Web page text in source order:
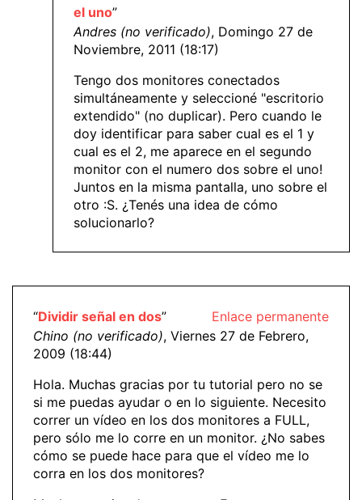
el uno”
Andres (no verificado), Domingo 27 de
Noviembre, 2011 (18:17)
Tengo dos monitores conectados
simultáneamente y seleccioné "escritorio
extendido" (no duplicar). Pero cuando le
doy identificar para saber cual es el 1 y
cual es el 2, me aparece en el segundo
monitor con el numero dos sobre el uno!
Juntos en la misma pantalla, uno sobre el
otro :S. ¿Tenés una idea de cómo
solucionarlo?
Enlace permanente
“Dividir señal en dos”
Chino (no verificado), Viernes 27 de Febrero,
2009 (18:44)
Hola. Muchas gracias por tu tutorial pero no se
si me puedas ayudar o en lo siguiente. Necesito
correr un vídeo en los dos monitores a FULL,
pero sólo me lo corre en un monitor. ¿No sabes
cómo se puede hace para que el vídeo me lo
corra en los dos monitores?